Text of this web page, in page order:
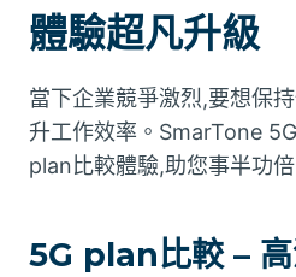
體驗超凡升級
當下企業競爭激烈,要想保
升工作效率。SmarTone
plan比較體驗,助您事半功倍
5G plan比較 –